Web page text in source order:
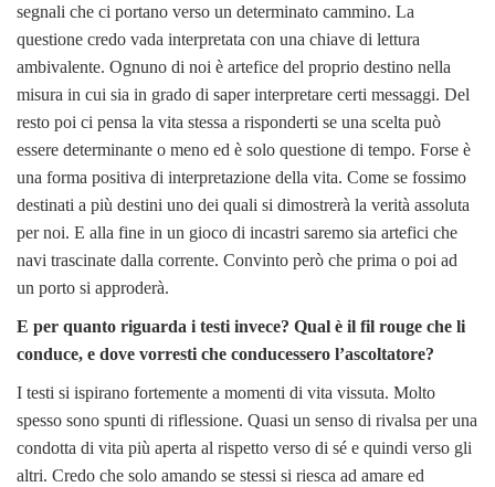
segnali che ci portano verso un determinato cammino. La
questione credo vada interpretata con una chiave di lettura
ambivalente. Ognuno di noi è artefice del proprio destino nella
misura in cui sia in grado di saper interpretare certi messaggi. Del
resto poi ci pensa la vita stessa a risponderti se una scelta può
essere determinante o meno ed è solo questione di tempo. Forse è
una forma positiva di interpretazione della vita. Come se fossimo
destinati a più destini uno dei quali si dimostrerà la verità assoluta
per noi. E alla fine in un gioco di incastri saremo sia artefici che
navi trascinate dalla corrente. Convinto però che prima o poi ad
un porto si approderà.
E per quanto riguarda i testi invece? Qual è il fil rouge che li
conduce, e dove vorresti che conducessero l’ascoltatore?
I testi si ispirano fortemente a momenti di vita vissuta. Molto
spesso sono spunti di riflessione. Quasi un senso di rivalsa per una
condotta di vita più aperta al rispetto verso di sé e quindi verso gli
altri. Credo che solo amando se stessi si riesca ad amare ed